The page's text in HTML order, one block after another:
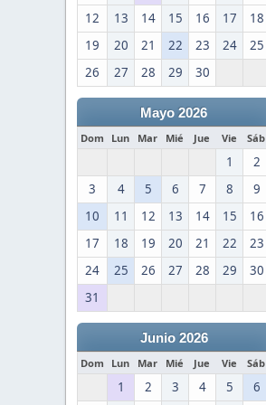
12 13 14 15 16 17
18
19
20 21 22 23 24
25
26
27 28 29 30
Mayo 2026
Dom Lun Mar Mié Jue Vie Sáb
1
2
3
4 5 6 7 8
9
10
11 12 13 14 15
16
17
18 19 20 21 22
23
24
25 26 27 28 29
30
31
Junio 2026
Dom Lun Mar Mié Jue Vie Sáb
1 2 3 4 5 6